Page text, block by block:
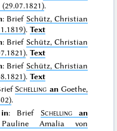
.
: Brief Schütz, Christian
.Text
: Brief Schütz, Christian
.Text
: Brief Schütz, Christian
.Text
Schelling anGoethe,
.
: Brief Schelling
an
Pauline Amalia von